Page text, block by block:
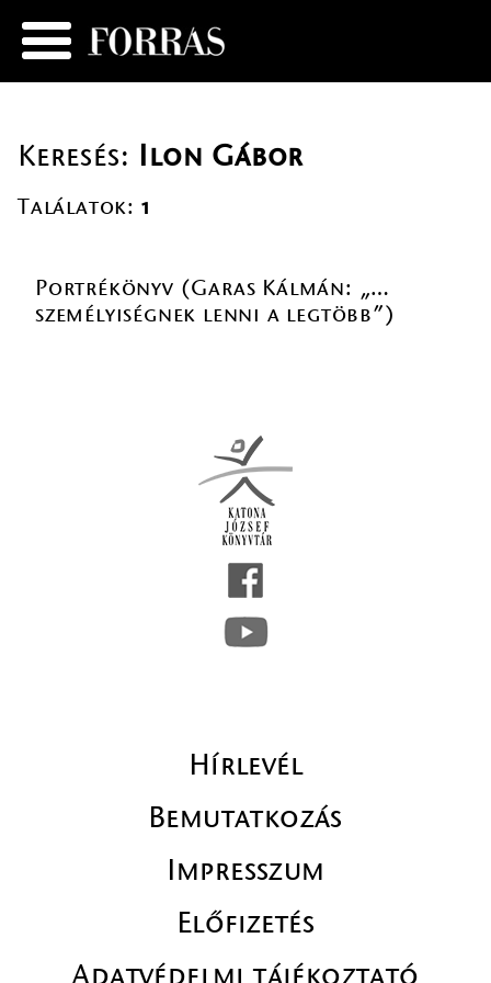
Keresés: Ilon Gábor
Találatok: 1
Portrékönyv (Garas Kálmán: „…
személyiségnek lenni a legtöbb”)
Hírlevél
Bemutatkozás
Impresszum
Előfizetés
Adatvédelmi tájékoztató